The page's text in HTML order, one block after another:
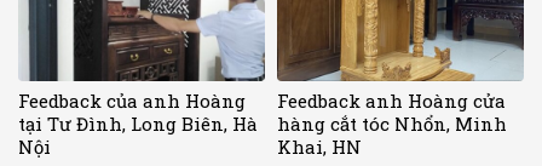
Feedback của anh Hoàng
tại Tư Đình, Long Biên, Hà
Nội
Feedback anh Hoàng cửa
hàng cắt tóc Nhổn, Minh
Khai, HN